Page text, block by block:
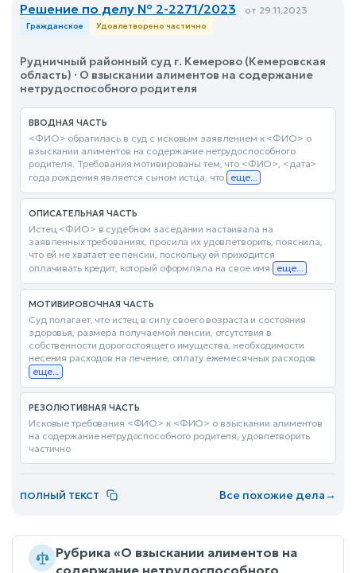
Решение по делу № 2-2271/2023 от 29.11.2023
Гражданское Удовлетворено частично
Рудничный районный суд г. Кемерово (Кемеровская
область) · О взыскании алиментов на содержание
нетрудоспособного родителя
ВВОДНАЯ ЧАСТЬ
<ФИО> обратилась в суд с исковым заявлением к <ФИО> о
взыскании алиментов на содержание нетрудоспособного
родителя. Требования мотивированы тем, что <ФИО>, <дата>
года рождения является сыном истца, что еще...
ОПИСАТЕЛЬНАЯ ЧАСТЬ
Истец <ФИО> в судебном заседании настаивала на
заявленных требованиях, просила их удовлетворить, пояснила,
что ей не хватает ее пенсии, поскольку ей приходится
оплачивать кредит, который оформляла на свое имя еще...
МОТИВИРОВОЧНАЯ ЧАСТЬ
Суд полагает, что истец в силу своего возраста и состояния
здоровья, размера получаемой пенсии, отсутствия в
собственности дорогостоящего имущества, необходимости
несения расходов на лечение, оплату ежемесячных расходов
еще...
РЕЗОЛЮТИВНАЯ ЧАСТЬ
Исковые требования <ФИО> к <ФИО> о взыскании алиментов
на содержание нетрудоспособного родителя, удовлетворить
частично
ПОЛНЫЙ ТЕКСТ Все похожие дела→
Рубрика «О взыскании алиментов на
содержание нетрудоспособного